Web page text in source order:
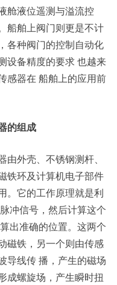
舱液位遥测与溢流控
船舶上阀门则更是不计
各种阀门的控制自动化
设备精度的要求 也越来
感器在 船舶上的应用前
的组成
外壳、不锈钢测杆、
铁环及计算机电子部件
。它的工作原理就是利
冲信号，然后计算这个
出准确的位置。这两个
磁铁，另一个则由传感
导线传 播，产生的磁场
成螺旋场，产生瞬时扭